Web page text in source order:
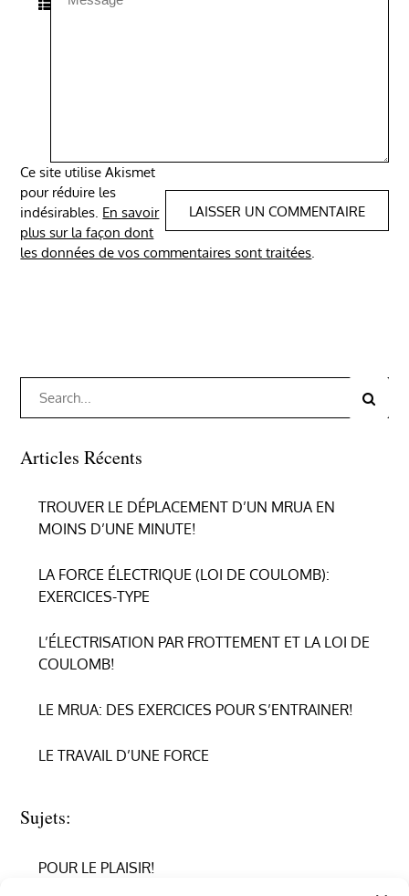
Ce site utilise Akismet
pour réduire les
indésirables. En savoir
plus sur la façon dont
les données de vos commentaires sont traitées.
for:
Search
Articles Récents
TROUVER LE DÉPLACEMENT D’UN MRUA EN
MOINS D’UNE MINUTE!
LA FORCE ÉLECTRIQUE (LOI DE COULOMB):
EXERCICES-TYPE
L’ÉLECTRISATION PAR FROTTEMENT ET LA LOI DE
COULOMB!
LE MRUA: DES EXERCICES POUR S’ENTRAINER!
LE TRAVAIL D’UNE FORCE
Sujets:
POUR LE PLAISIR!